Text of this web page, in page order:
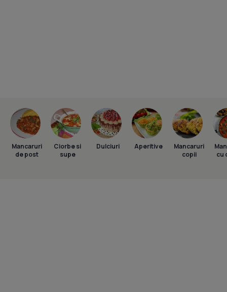
Mancaruri
de post
Ciorbe si
supe
Dulciuri Aperitive
Mancaruri
copii
cu